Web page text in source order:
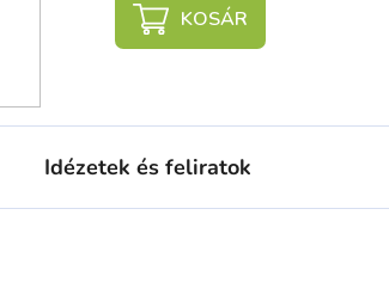
KOSÁR
Idézetek és feliratok